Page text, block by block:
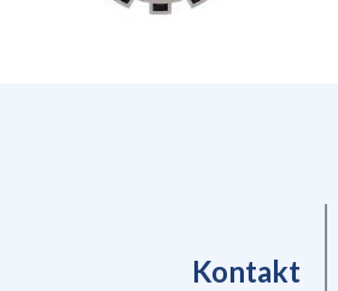
Kontakt